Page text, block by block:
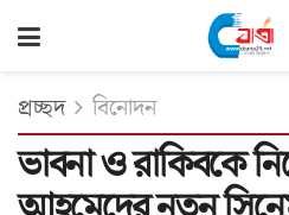
প্রচ্ছদ বিনোদন
ভাবনা ও রাকিবকে